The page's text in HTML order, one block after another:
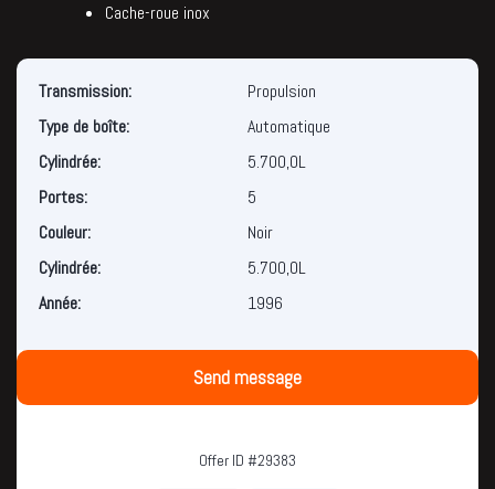
Cache-roue inox
Transmission:
Propulsion
Type de boîte:
Automatique
Cylindrée:
5.700,0L
Portes:
5
Couleur:
Noir
Cylindrée:
5.700,0L
Année:
1996
Send message
Offer ID #29383